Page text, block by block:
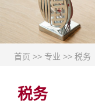
首页 >> 专业 >> 税务
税务